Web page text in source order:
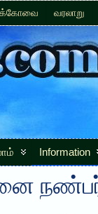
வரலாறு
Information